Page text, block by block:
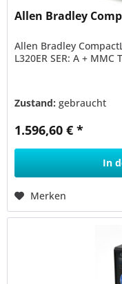
Allen Bradley
Allen Bradley
L320ER SER: A + MMC
Zustand:gebraucht
1.596,60 € *
In
Merken